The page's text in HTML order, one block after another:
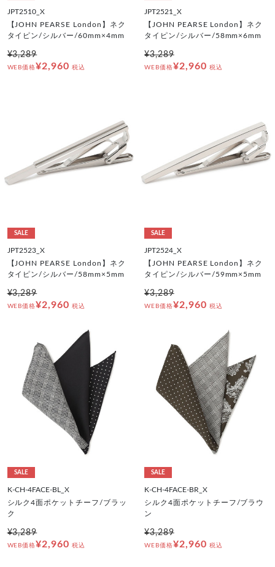
JPT2510_X
【JOHN PEARSE London】ネク
タイピン/シルバー/60mm×4mm
¥3,289
WEB価格¥2,960 税込
JPT2521_X
【JOHN PEARSE London】ネク
タイピン/シルバー/58mm×6mm
¥3,289
WEB価格¥2,960 税込
SALE
JPT2523_X
【JOHN PEARSE London】ネク
タイピン/シルバー/58mm×5mm
¥3,289
WEB価格¥2,960 税込
SALE
JPT2524_X
【JOHN PEARSE London】ネク
タイピン/シルバー/59mm×5mm
¥3,289
WEB価格¥2,960 税込
SALE
K-CH-4FACE-BL_X
シルク4面ポケットチーフ/ブラッ
ク
¥3,289
WEB価格¥2,960 税込
SALE
K-CH-4FACE-BR_X
シルク4面ポケットチーフ/ブラウ
ン
¥3,289
WEB価格¥2,960 税込